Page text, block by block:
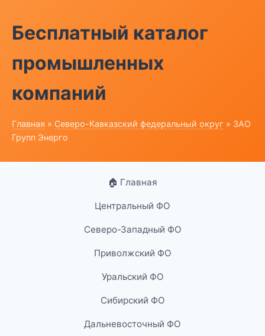
Бесплатный каталог
промышленных
компаний
Главная » Северо-Кавказский федеральный округ » ЗАО
Групп Энерго
🏠 Главная
Центральный ФО
Северо-Западный ФО
Приволжский ФО
Уральский ФО
Сибирский ФО
Дальневосточный ФО